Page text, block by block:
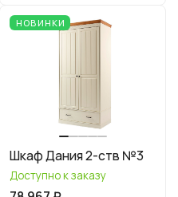
НОВИНКИ
Шкаф Дания 2-ств №3
Доступно к заказу